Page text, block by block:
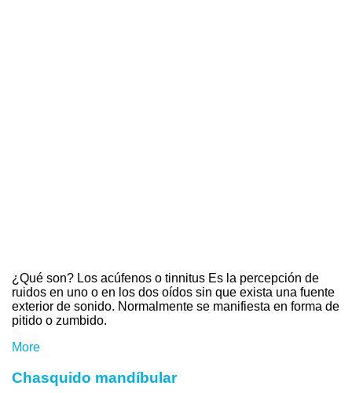
¿Qué son? Los acúfenos o tinnitus Es la percepción de
ruidos en uno o en los dos oídos sin que exista una fuente
exterior de sonido. Normalmente se manifiesta en forma de
pitido o zumbido.
More
Chasquido mandíbular